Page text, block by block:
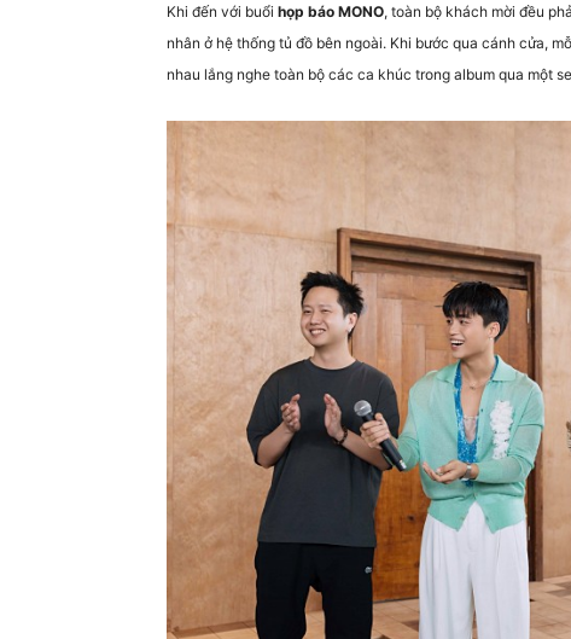
Khi đến với buổi họp báo MONO, toàn bộ khách mời đều
nhân ở hệ thống tủ đồ bên ngoài. Khi bước qua cánh cửa,
nhau lắng nghe toàn bộ các ca khúc trong album qua một